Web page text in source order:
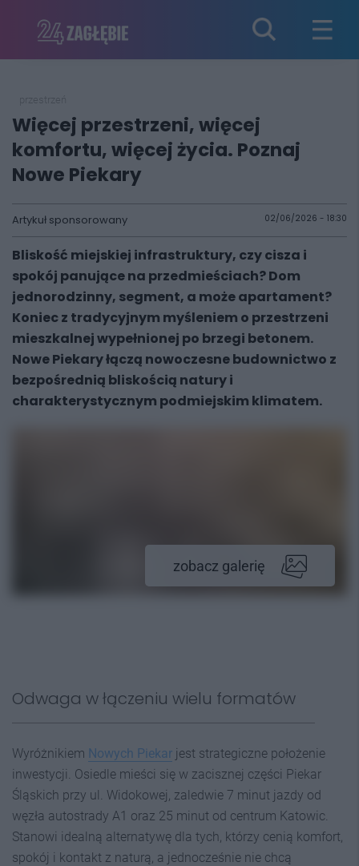
Więcej przestrzeni, więcej
komfortu, więcej życia. Poznaj
Nowe Piekary
Artykuł sponsorowany 02/06/2026 - 18:30
Bliskość miejskiej infrastruktury, czy cisza i
spokój panujące na przedmieściach? Dom
jednorodzinny, segment, a może apartament?
Koniec z tradycyjnym myśleniem o przestrzeni
mieszkalnej wypełnionej po brzegi betonem.
Nowe Piekary łączą nowoczesne budownictwo z
bezpośrednią bliskością natury i
charakterystycznym podmiejskim klimatem.
zobacz galerię
Odwaga w łączeniu wielu formatów
Wyróżnikiem Nowych Piekar jest strategiczne położenie
inwestycji. Osiedle mieści się w zacisznej części Piekar
Śląskich przy ul. Widokowej, zaledwie 7 minut jazdy od
węzła autostrady A1 oraz 25 minut od centrum Katowic.
Stanowi idealną alternatywę dla tych, którzy cenią komfort,
spokój i kontakt z naturą, a jednocześnie nie chcą